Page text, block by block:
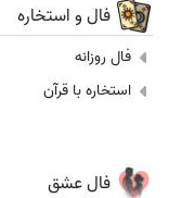
فال و استخاره
فال روزانه
استخاره با قرآن
فال عشق